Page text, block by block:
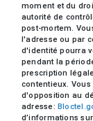
moment et du
autorité de
post-mortem.
l'adresse ou par
d'identité pourra
pendant la
prescription
contentieux.
d'opposition au
adresse:
d’informations